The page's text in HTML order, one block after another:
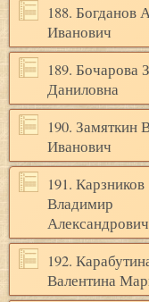
188. Богданов
Иванович
189. Бочарова
Даниловна
190. Замяткин
Иванович
191. Карзников
Владимир
Александрович
192.
Валентина